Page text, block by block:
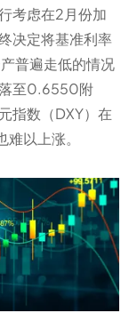
考虑在2月份加
决定将基准利率
普遍走低的情况
至0.6550附
指数（DXY）在
以上涨。